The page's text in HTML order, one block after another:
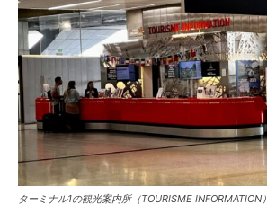
ターミナル1の観光案内所（TOURISME INFORMATION）